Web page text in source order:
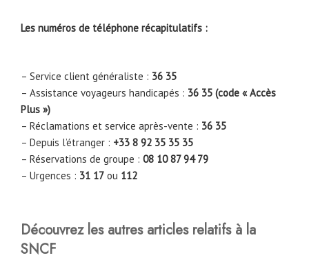
Les numéros de téléphone récapitulatifs :
– Service client généraliste : 36 35
– Assistance voyageurs handicapés : 36 35 (code « Accès
Plus »)
– Réclamations et service après-vente : 36 35
– Depuis l’étranger : +33 8 92 35 35 35
– Réservations de groupe : 08 10 87 94 79
– Urgences : 31 17 ou 112
Découvrez les autres articles relatifs à la
SNCF